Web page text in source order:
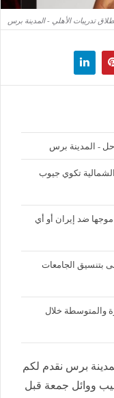
تدريبات الأهلي - المدينة برس
- المدينة برس
تكوي جيوب
ضد إيران أو أي
بتنسيق الجامعات
والمتوسطة خلال
برس نقدم لكم
ووائل جمعة قبل